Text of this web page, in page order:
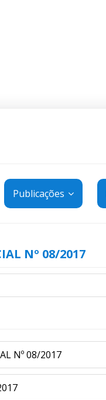
Publicações
Nº 08/2017
Nº 08/2017